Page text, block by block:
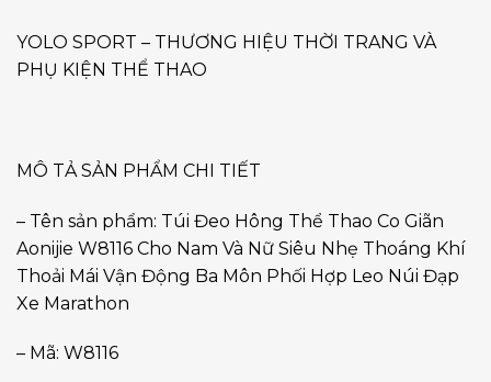
YOLO SPORT – THƯƠNG HIỆU THỜI TRANG VÀ
PHỤ KIỆN THỂ THAO
MÔ TẢ SẢN PHẨM CHI TIẾT
– Tên sản phẩm: Túi Đeo Hông Thể Thao Co Giãn
Aonijie W8116 Cho Nam Và Nữ Siêu Nhẹ Thoáng Khí
Thoải Mái Vận Động Ba Môn Phối Hợp Leo Núi Đạp
Xe Marathon
– Mã: W8116